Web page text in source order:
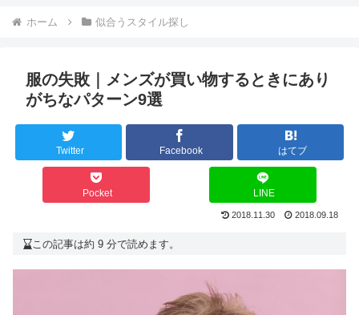
ホーム 似合うスタイル探し
服の失敗｜メンズが買い物するときにあり
がちなパターン9選
Twitter Facebook はてブ
Pocket LINE
2018.11.30 2018.09.18
この記事は約 9 分で読めます。